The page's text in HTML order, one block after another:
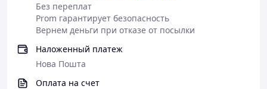
Без переплат
Prom гарантирует безопасность
Вернем деньги при отказе от посылки
Наложенный платеж
Нова Пошта
Оплата на счет